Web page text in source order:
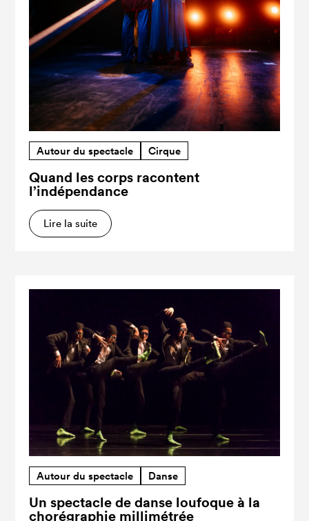
Autour du spectacle Cirque
Quand les corps racontent
l’indépendance
Lire la suite
Autour du spectacle Danse
Un spectacle de danse loufoque à la
chorégraphie millimétrée